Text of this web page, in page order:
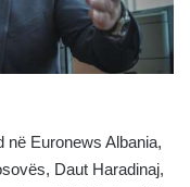
në Euronews Albania,
Daut Haradinaj,